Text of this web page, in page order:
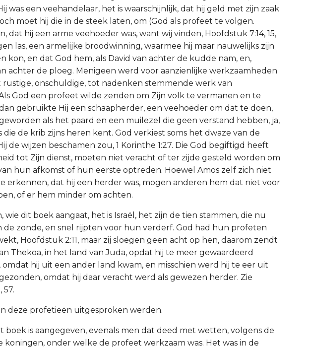
was een veehandelaar, het is waarschijnlijk, dat hij geld met zijn zaak
moet hij die in de steek laten, om (God als profeet te volgen.
dat hij een arme veehoeder was, want wij vinden, Hoofdstuk 7:14, 15,
las, een armelijke broodwinning, waarmee hij maar nauwelijks zijn
kon, en dat God hem, als David van achter de kudde nam, en,
achter de ploeg. Menigeen werd voor aanzienlijke werkzaamheden
rustige, onschuldige, tot nadenken stemmende werk van
God een profeet wilde zenden om Zijn volk te vermanen en te
gebruikte Hij een schaapherder, een veehoeder om dat te doen,
als het paard en een muilezel die geen verstand hebben, ja,
die de krib zijns heren kent. God verkiest soms het dwaze van de
de wijzen beschamen zou, 1 Korinthe 1:27. Die God begiftigd heeft
tot Zijn dienst, moeten niet veracht of ter zijde gesteld worden om
hun afkomst of hun eerste optreden. Hoewel Amos zelf zich niet
erkennen, dat hij een herder was, mogen anderen hem dat niet voor
of er hem minder om achten.
wie dit boek aangaat, het is Israël, het zijn de tien stammen, die nu
de zonde, en snel rijpten voor hun verderf. God had hun profeten
Hoofdstuk 2:11, maar zij sloegen geen acht op hen, daarom zendt
Thekoa, in het land van Juda, opdat hij te meer gewaardeerd
hij uit een ander land kwam, en misschien werd hij te eer uit
omdat hij daar veracht werd als gewezen herder. Zie
57.
deze profetieën uitgesproken werden.
boek is aangegeven, evenals men dat deed met wetten, volgens de
koningen, onder welke de profeet werkzaam was. Het was in de